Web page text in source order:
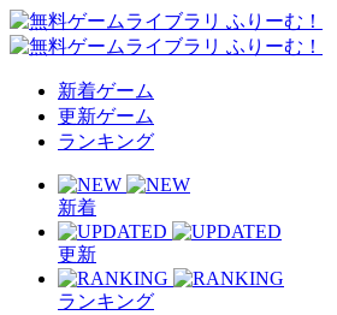
新着ゲーム
更新ゲーム
ランキング
新着
更新
ランキング